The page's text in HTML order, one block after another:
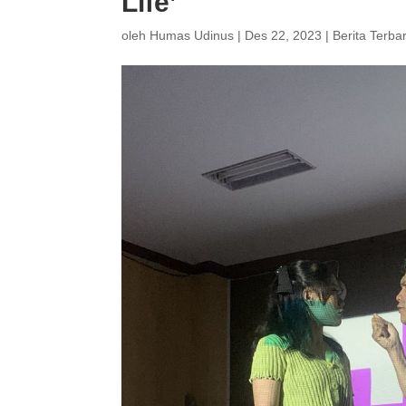
oleh Humas Udinus | Des 22, 2023 | Berita